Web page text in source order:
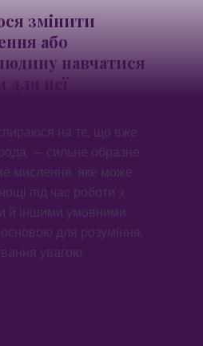
змінити
або
навчатися
для неї
на те, що вже
— сильне образне
мислення, яке може
під час роботи з
й іншими умовними
для розуміння,
увагою.